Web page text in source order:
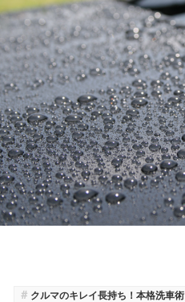
＃ クルマのキレイ長持ち！本格洗車術